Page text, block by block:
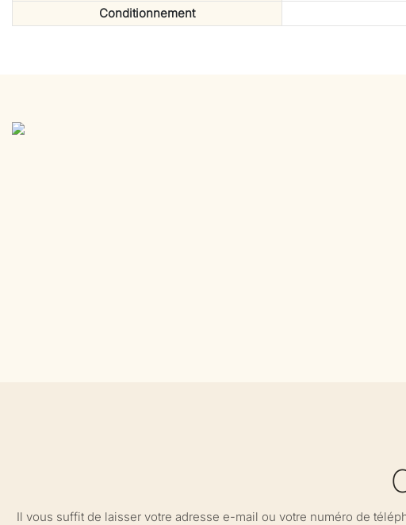
Conditionnement
Il vous suffit de laisser votre adresse e-mail ou votre numéro de